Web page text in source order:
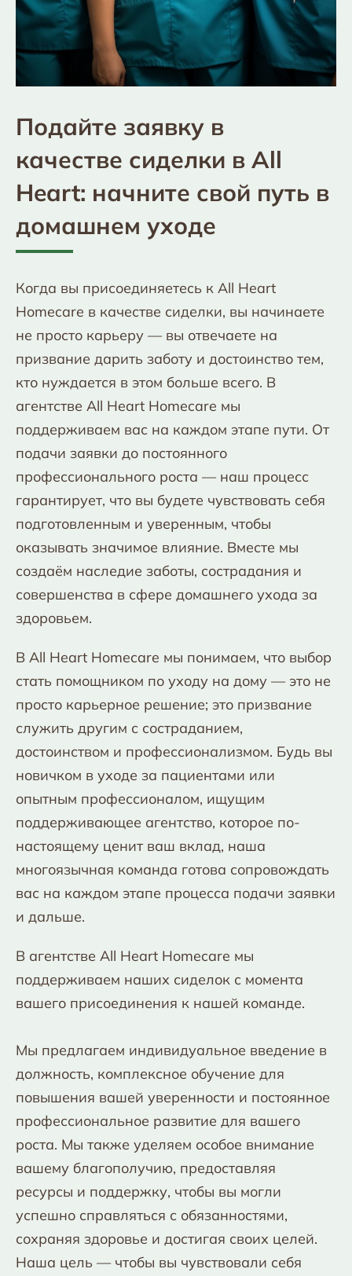
Подайте заявку в
качестве сиделки в All
Heart: начните свой путь в
домашнем уходе
Когда вы присоединяетесь к All Heart
Homecare в качестве сиделки, вы начинаете
не просто карьеру — вы отвечаете на
призвание дарить заботу и достоинство тем,
кто нуждается в этом больше всего. В
агентстве All Heart Homecare мы
поддерживаем вас на каждом этапе пути. От
подачи заявки до постоянного
профессионального роста — наш процесс
гарантирует, что вы будете чувствовать себя
подготовленным и уверенным, чтобы
оказывать значимое влияние. Вместе мы
создаём наследие заботы, сострадания и
совершенства в сфере домашнего ухода за
здоровьем.
В All Heart Homecare мы понимаем, что выбор
стать помощником по уходу на дому — это не
просто карьерное решение; это призвание
служить другим с состраданием,
достоинством и профессионализмом. Будь вы
новичком в уходе за пациентами или
опытным профессионалом, ищущим
поддерживающее агентство, которое по-
настоящему ценит ваш вклад, наша
многоязычная команда готова сопровождать
вас на каждом этапе процесса подачи заявки
и дальше.
В агентстве All Heart Homecare мы
поддерживаем наших сиделок с момента
вашего присоединения к нашей команде.
Мы предлагаем индивидуальное введение в
должность, комплексное обучение для
повышения вашей уверенности и постоянное
профессиональное развитие для вашего
роста. Мы также уделяем особое внимание
вашему благополучию, предоставляя
ресурсы и поддержку, чтобы вы могли
успешно справляться с обязанностями,
сохраняя здоровье и достигая своих целей.
Наша цель — чтобы вы чувствовали себя